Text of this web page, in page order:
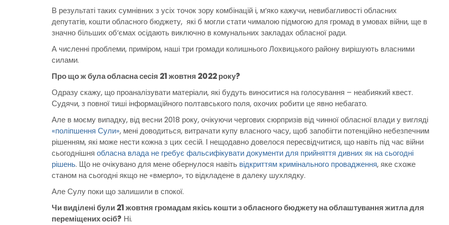
В результаті таких сумнівних з усіх точок зору комбінацій і, м‘яко кажучи, невибагливості обласних
депутатів, кошти обласного бюджету, які б могли стати чималою підмогою для громад в умовах війни, ще в
значно більших об‘ємах осідають виключно в комунальних закладах обласної ради.
А численні проблеми, приміром, наші три громади колишнього Лохвицького району вирішують власними
силами.
Про що ж була обласна сесія 21 жовтня 2022 року?
Одразу скажу, що проаналізувати матеріали, які будуть виноситися на голосування – неабиякий квест.
Судячи, з повної тиші інформаційного полтавського поля, охочих робити це явно небагато.
Але в моєму випадку, від весни 2018 року, очікуючи чергових сюрпризів від чинної обласної влади у вигляді
«поліпшення Сули», мені доводиться, витрачати купу власного часу, щоб запобігти потенційно небезпечним
рішенням, які може нести кожна з цих сесій. І нещодавно довелося пересвідчитися, що навіть під час війни
сьогоднішня обласна влада не гребує фальсифікувати документи для прийняття дивних як на сьогодні
рішень. Що не очікувано для мене обернулося навіть відкриттям кримінального провадження, яке схоже
станом на сьогодні якщо не «вмерло», то відкладене в далеку шухлядку.
Але Сулу поки що залишили в спокої.
Чи виділені були 21 жовтня громадам якісь кошти з обласного бюджету на облаштування житла для
переміщених осіб? Ні.